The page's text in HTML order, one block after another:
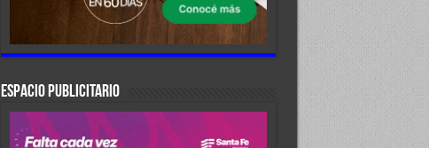
ESPACIO PUBLICITARIO